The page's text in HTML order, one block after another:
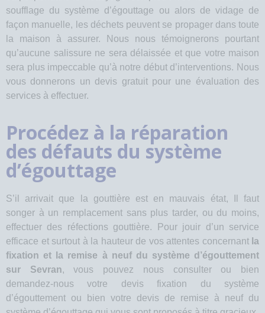
soufflage du système d’égouttage ou alors de vidage de
façon manuelle, les déchets peuvent se propager dans toute
la maison à assurer. Nous nous témoignerons pourtant
qu’aucune salissure ne sera délaissée et que votre maison
sera plus impeccable qu’à notre début d’interventions. Nous
vous donnerons un devis gratuit pour une évaluation des
services à effectuer.
Procédez à la réparation
des défauts du système
d’égouttage
S’il arrivait que la gouttière est en mauvais état, Il faut
songer à un remplacement sans plus tarder, ou du moins,
effectuer des réfections gouttière. Pour jouir d’un service
efficace et surtout à la hauteur de vos attentes concernantla
fixation et la remise à neuf du système d’égouttement
sur Sevran, vous pouvez nous consulter ou bien
demandez-nous votre devis fixation du système
d’égouttement ou bien votre devis de remise à neuf du